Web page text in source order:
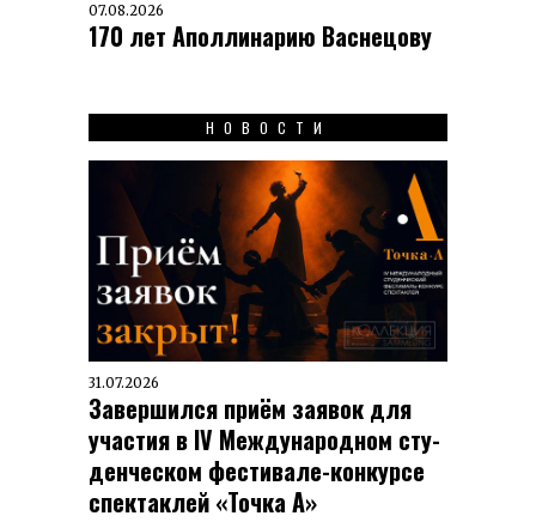
07.08.2026
170 лет Аполлинарию Васнецову
НОВОСТИ
31.07.2026
Завершился приём заявок для
участия в IV Меж­ду­на­род­ном сту­
ден­чес­ком фес­ти­вале-кон­кур­се
спек­таклей «Точка А»